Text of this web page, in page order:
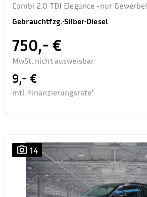
Combi 2.0 TDI Elegance -nur Gewerbe!
Gebrauchtfzg.•Silber•Diesel
750,- €
MwSt. nicht ausweisbar
9,- €
mtl. Finanzierungsrate²
14